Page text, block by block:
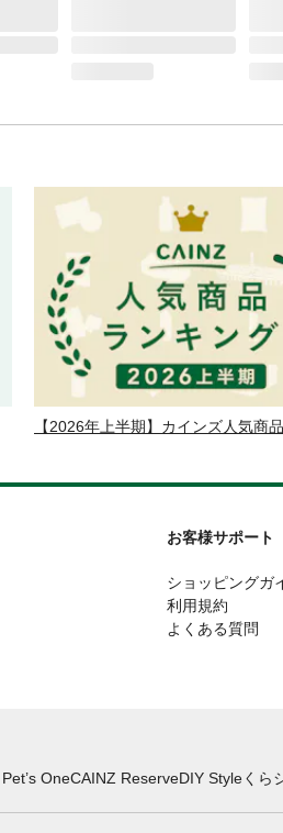
【2026年上半期】カインズ人気商
お客様サポート
ショッピングガ
利用規約
よくある質問
Pet’s OneCAINZ ReserveDIY Styleくら